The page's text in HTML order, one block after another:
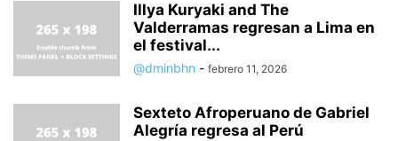
Illya Kuryaki and The
Valderramas regresan a Lima en
el festival...
@dminbhn - febrero 11, 2026
Sexteto Afroperuano de Gabriel
Alegría regresa al Perú